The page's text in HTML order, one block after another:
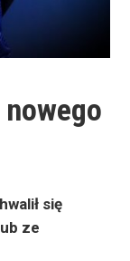
się
ze